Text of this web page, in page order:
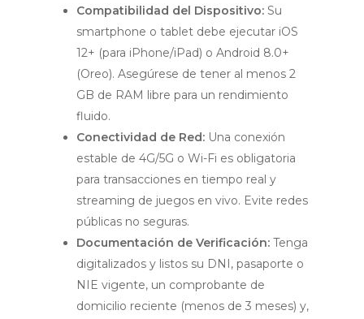
Compatibilidad del Dispositivo: Su
smartphone o tablet debe ejecutar iOS
12+ (para iPhone/iPad) o Android 8.0+
(Oreo). Asegúrese de tener al menos 2
GB de RAM libre para un rendimiento
fluido.
Conectividad de Red: Una conexión
estable de 4G/5G o Wi-Fi es obligatoria
para transacciones en tiempo real y
streaming de juegos en vivo. Evite redes
públicas no seguras.
Documentación de Verificación: Tenga
digitalizados y listos su DNI, pasaporte o
NIE vigente, un comprobante de
domicilio reciente (menos de 3 meses) y,